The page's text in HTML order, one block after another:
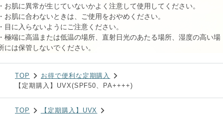
お肌に異常が生じていないかよく注意して使用してください。
お肌に合わないときは、ご使用をおやめください。
目に入らないようにご注意ください。
極端に高温または低温の場所、直射日光のあたる場所、湿度の高い場
には保管しないでください。
TOP
お得で便利な定期購入
【定期購入】UVX(SPF50、PA++++)
TOP
【定期購入】UVX